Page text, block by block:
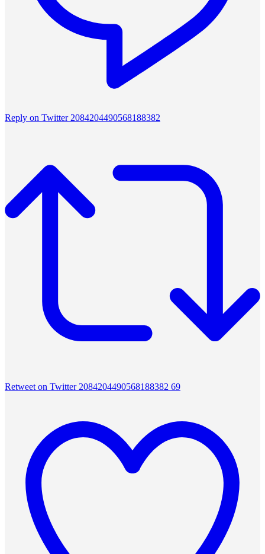
Reply on Twitter 2084204490568188382
Retweet on Twitter 2084204490568188382 69